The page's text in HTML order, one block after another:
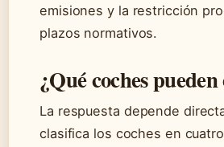
emisiones y la restricción
plazos normativos.
¿Qué coches
La respuesta depende
clasifica los coches en